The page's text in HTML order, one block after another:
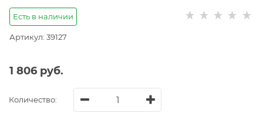
Есть в наличии
Артикул: 39127
1 806 руб.
Количество: